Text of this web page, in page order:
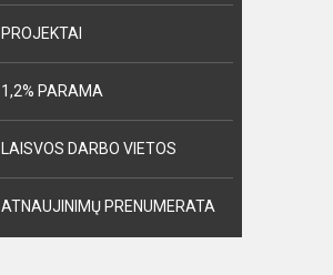
PROJEKTAI
1,2% PARAMA
LAISVOS DARBO VIETOS
ATNAUJINIMŲ PRENUMERATA